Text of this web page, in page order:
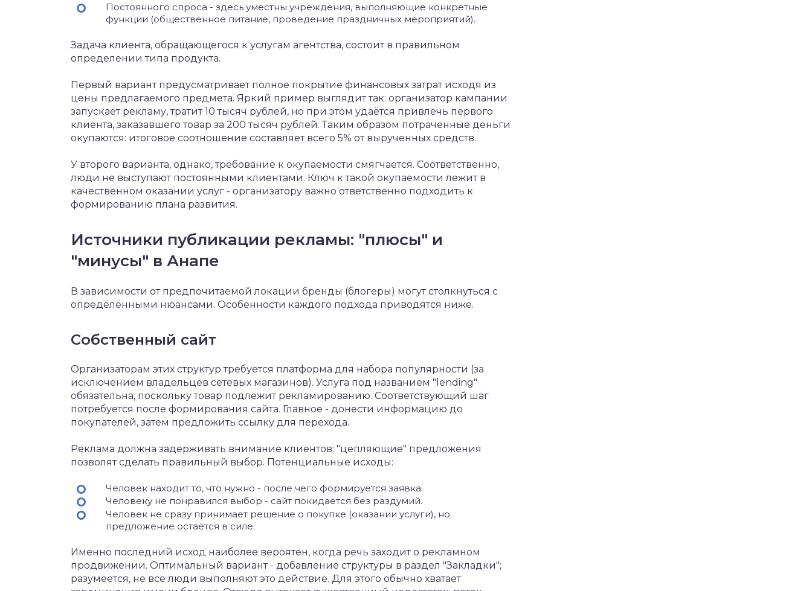
Постоянного спроса - здесь уместны учреждения, выполняющие конкретные
функции (общественное питание, проведение праздничных мероприятий).
Задача клиента, обращающегося к услугам агентства, состоит в правильном
определении типа продукта.
Первый вариант предусматривает полное покрытие финансовых затрат исходя из
цены предлагаемого предмета. Яркий пример выглядит так: организатор кампании
запускает рекламу, тратит 10 тысяч рублей, но при этом удаётся привлечь первого
клиента, заказавшего товар за 200 тысяч рублей. Таким образом потраченные деньги
окупаются: итоговое соотношение составляет всего 5% от вырученных средств.
У второго варианта, однако, требование к окупаемости смягчается. Соответственно,
люди не выступают постоянными клиентами. Ключ к такой окупаемости лежит в
качественном оказании услуг - организатору важно ответственно подходить к
формированию плана развития.
Источники публикации рекламы: "плюсы" и
"минусы" в Анапе
В зависимости от предпочитаемой локации бренды (блогеры) могут столкнуться с
определёнными нюансами. Особенности каждого подхода приводятся ниже.
Собственный сайт
Организаторам этих структур требуется платформа для набора популярности (за
исключением владельцев сетевых магазинов). Услуга под названием "lending"
обязательна, поскольку товар подлежит рекламированию. Соответствующий шаг
потребуется после формирования сайта. Главное - донести информацию до
покупателей, затем предложить ссылку для перехода.
Реклама должна задерживать внимание клиентов: "цепляющие" предложения
позволят сделать правильный выбор. Потенциальные исходы:
Человек находит то, что нужно - после чего формируется заявка.
Человеку не понравился выбор - сайт покидается без раздумий.
Человек не сразу принимает решение о покупке (оказании услуги), но
предложение остаётся в силе.
Именно последний исход наиболее вероятен, когда речь заходит о рекламном
продвижении. Оптимальный вариант - добавление структуры в раздел "Закладки";
разумеется, не все люди выполняют это действие. Для этого обычно хватает